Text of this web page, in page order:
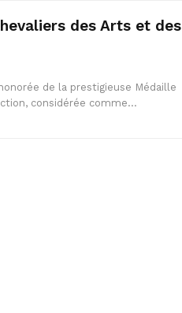
des Arts et des
de la prestigieuse Médaille
considérée comme…